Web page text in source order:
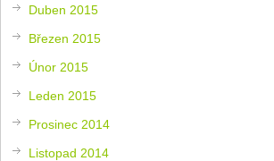
Duben 2015
Březen 2015
Únor 2015
Leden 2015
Prosinec 2014
Listopad 2014